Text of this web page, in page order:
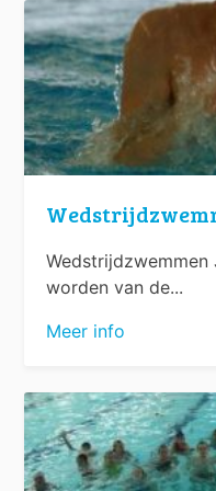
worden van de...
Meer info